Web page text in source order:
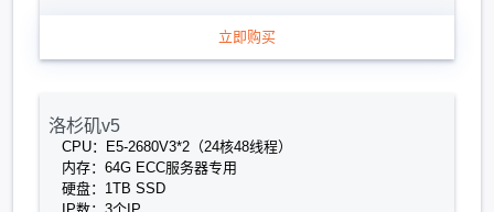
立即购买
洛杉矶v5
CPU：E5-2680V3*2（24核48线程）
内存：64G ECC服务器专用
硬盘：1TB SSD